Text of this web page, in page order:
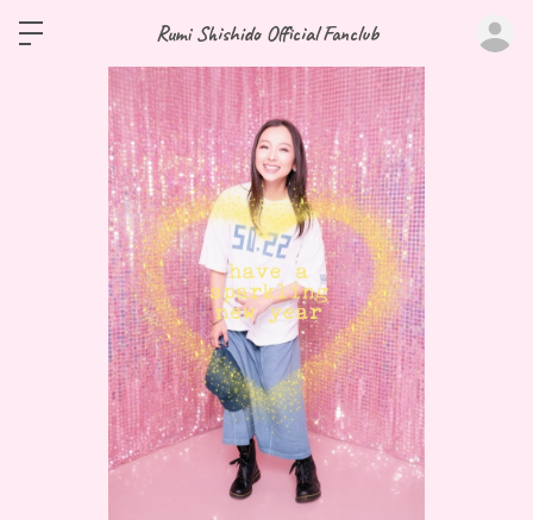
Rumi Shishido Official Fanclub